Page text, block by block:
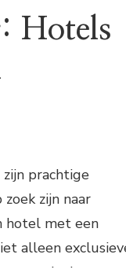
Hotels
zijn prachtige
zijn naar
hotel met een
alleen